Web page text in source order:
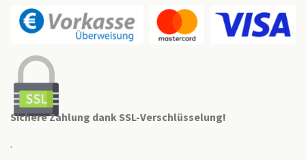
Sichere Zahlung dank SSL-Verschlüsselung!
.